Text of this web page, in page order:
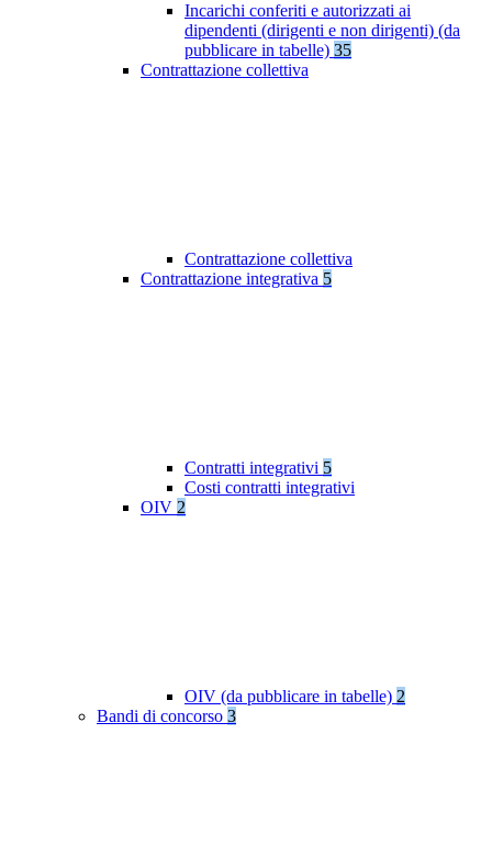
Incarichi conferiti e autorizzati ai
dipendenti (dirigenti e non dirigenti) (da
pubblicare in tabelle) 35
Contrattazione collettiva
Contrattazione collettiva
Contrattazione integrativa 5
Contratti integrativi 5
Costi contratti integrativi
OIV 2
OIV (da pubblicare in tabelle) 2
Bandi di concorso 3